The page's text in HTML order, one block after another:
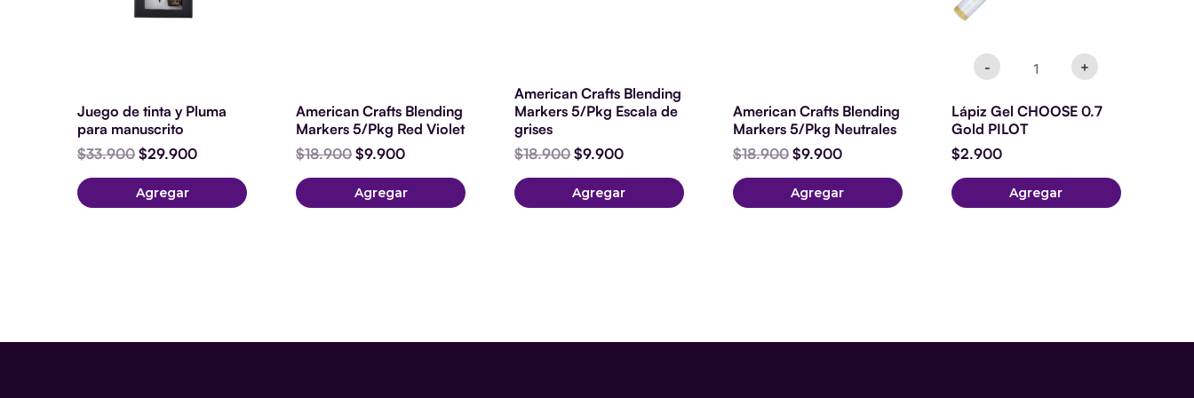
Juego de tinta y Pluma
para manuscrito
$33.900 $29.900
Agregar
American Crafts Blending
Markers 5/Pkg Red Violet
$18.900 $9.900
Agregar
American Crafts Blending
Markers 5/Pkg Escala de
grises
$18.900 $9.900
Agregar
American Crafts Blending
Markers 5/Pkg Neutrales
$18.900 $9.900
Agregar
- +
Lápiz Gel CHOOSE 0.7
Gold PILOT
$2.900
Agregar